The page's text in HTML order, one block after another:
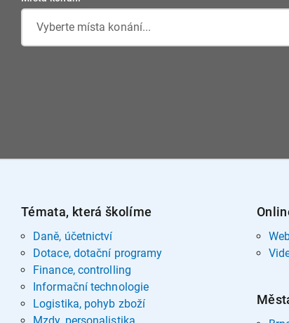
Vyberte místa konání...
Témata, která školíme
Daně, účetnictví
Dotace, dotační programy
Finance, controlling
Informační technologie
Logistika, pohyb zboží